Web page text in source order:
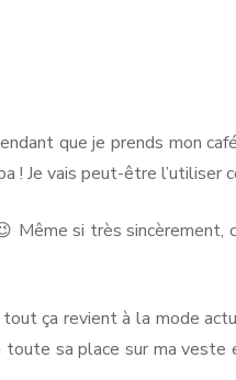
que je prends mon
! Je vais peut-être l’utiliser
si très sincèrement,
tout ça revient à la mode
sa place sur ma veste